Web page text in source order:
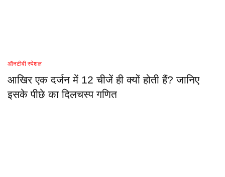
ऑनटीवी स्पेशल
आखिर एक दर्जन में 12 चीजें ही क्यों होती हैं? जानिए
इसके पीछे का दिलचस्प गणित